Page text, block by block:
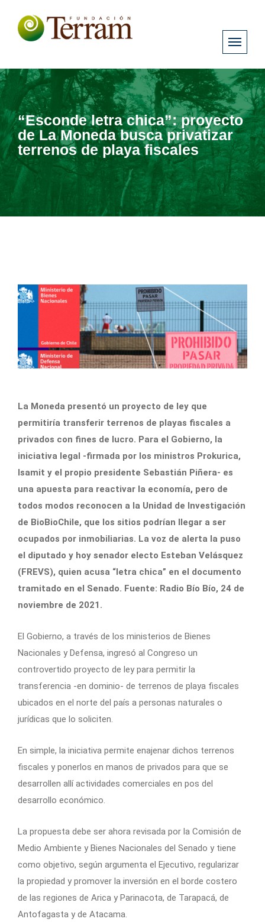
“Esconde letra chica”: proyecto
de La Moneda busca privatizar
terrenos de playa fiscales
La Moneda presentó un proyecto de ley que
permitiría transferir terrenos de playas fiscales a
privados con fines de lucro. Para el Gobierno, la
iniciativa legal -firmada por los ministros Prokurica,
Isamit y el propio presidente Sebastián Piñera- es
una apuesta para reactivar la economía, pero de
todos modos reconocen a la Unidad de Investigación
de BioBioChile, que los sitios podrían llegar a ser
ocupados por inmobiliarias. La voz de alerta la puso
el diputado y hoy senador electo Esteban Velásquez
(FREVS), quien acusa “letra chica” en el documento
tramitado en el Senado. Fuente: Radio Bío Bío, 24 de
noviembre de 2021.
El Gobierno, a través de los ministerios de Bienes
Nacionales y Defensa, ingresó al Congreso un
controvertido proyecto de ley para permitir la
transferencia -en dominio- de terrenos de playa fiscales
ubicados en el norte del país a personas naturales o
jurídicas que lo soliciten.
En simple, la iniciativa permite enajenar dichos terrenos
fiscales y ponerlos en manos de privados para que se
desarrollen allí actividades comerciales en pos del
desarrollo económico.
La propuesta debe ser ahora revisada por la Comisión de
Medio Ambiente y Bienes Nacionales del Senado y tiene
como objetivo, según argumenta el Ejecutivo, regularizar
la propiedad y promover la inversión en el borde costero
de las regiones de Arica y Parinacota, de Tarapacá, de
Antofagasta y de Atacama.